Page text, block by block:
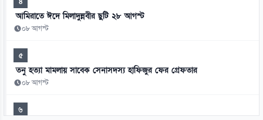
আমিরাতে ঈদে মিলাদুন্নবীর ছুটি ২৮ আগস্ট
০৮ আগস্ট
৫
তনু হত্যা মামলায় সাবেক সেনাসদস্য হাফিজুর ফের গ্রেফতার
০৮ আগস্ট
৬